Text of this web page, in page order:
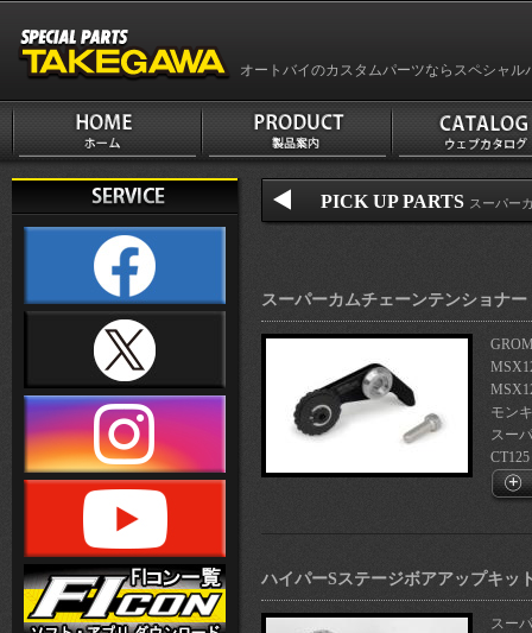
オートバイのカスタムパーツならスペシャル
PICK UP PARTS スーパー
スーパーカムチェーンテンショナー
モン
スー
CT125
ハイパーSステージボアアップキッ
スー